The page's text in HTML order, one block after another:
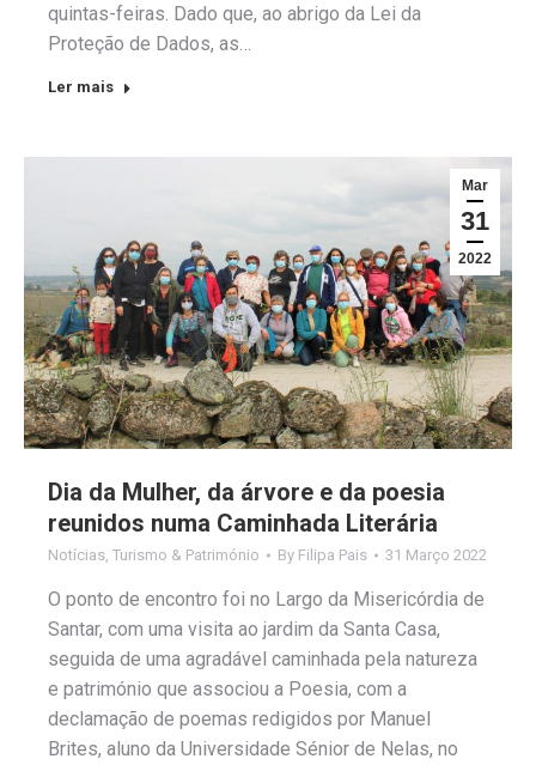
quintas-feiras. Dado que, ao abrigo da Lei da
Proteção de Dados, as…
Ler mais
Mar
31
2022
Dia da Mulher, da árvore e da poesia
reunidos numa Caminhada Literária
Notícias Turismo & Património By Filipa Pais 31 Março 2022
O ponto de encontro foi no Largo da Misericórdia de
Santar, com uma visita ao jardim da Santa Casa,
seguida de uma agradável caminhada pela natureza
e património que associou a Poesia, com a
declamação de poemas redigidos por Manuel
Brites, aluno da Universidade Sénior de Nelas, no